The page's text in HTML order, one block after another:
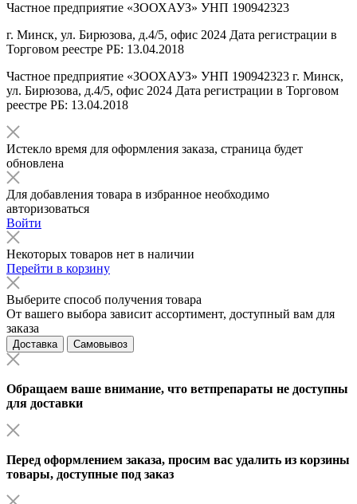
Частное предприятие «ЗООХАУЗ» УНП 190942323
г. Минск, ул. Бирюзова, д.4/5, офис 2024 Дата регистрации в
Торговом реестре РБ: 13.04.2018
Частное предприятие «ЗООХАУЗ» УНП 190942323 г. Минск,
ул. Бирюзова, д.4/5, офис 2024 Дата регистрации в Торговом
реестре РБ: 13.04.2018
Истекло время для оформления заказа, страница будет
обновлена
Для добавления товара в избранное необходимо
авторизоваться
Войти
Некоторых товаров нет в наличии
Перейти в корзину
Выберите способ получения товара
От вашего выбора зависит ассортимент, доступный вам для
заказа
Доставка Самовывоз
Обращаем ваше внимание, что ветпрепараты не доступны
для доставки
Перед оформлением заказа, просим вас удалить из корзины
товары, доступные под заказ